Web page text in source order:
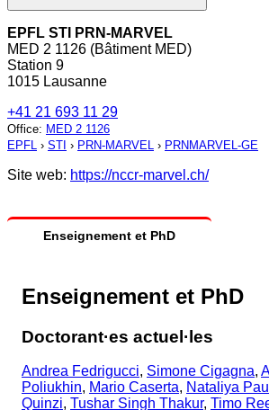
EPFL STI PRN-MARVEL
MED 2 1126 (Bâtiment MED)
Station 9
1015 Lausanne
+41 21 693 11 29
Office: MED 2 1126
EPFL › STI › PRN-MARVEL › PRNMARVEL-GE
Site web: https://nccr-marvel.ch/
Enseignement et PhD
Enseignement et PhD
Doctorant·es actuel·les
Andrea Fedrigucci, Simone Cigagna,
Poliukhin, Mario Caserta, Nataliya
Quinzi, Tushar Singh Thakur, Timo